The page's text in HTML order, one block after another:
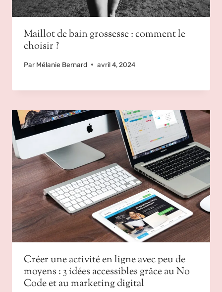
Maillot de bain grossesse : comment le
choisir ?
Par Mélanie Bernard avril 4, 2024
Créer une activité en ligne avec peu de
moyens : 3 idées accessibles grâce au No
Code et au marketing digital